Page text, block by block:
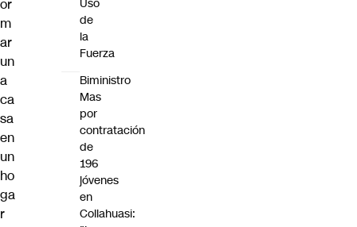
or
m
ar
un
a
ca
sa
en
un
ho
ga
r
Uso
de
la
Fuerza
Biministro
Mas
por
contratación
de
196
jóvenes
en
Collahuasi: